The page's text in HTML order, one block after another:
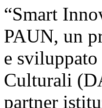
“Smart
PAUN, un
e
Culturali
partner